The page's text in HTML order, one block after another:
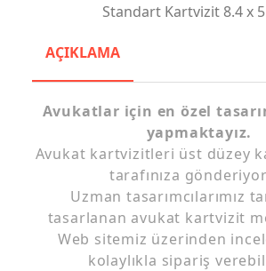
Standart Kartvizit 8.4 x
AÇIKLAMA
Avukatlar için en özel
yapmaktayız.
Avukat kartvizitleri üst düzey
tarafınıza
Uzman tasarımcılarımız
tasarlanan avukat kartvizit
Web sitemiz üzerinden
kolaylıkla sipariş